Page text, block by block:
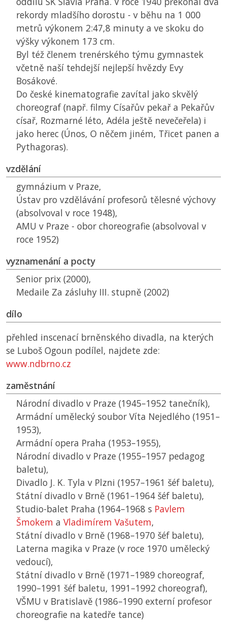
rekordy mladšího dorostu - v běhu na 1 000
metrů výkonem 2:47,8 minuty a ve skoku do
výšky výkonem 173 cm.
Byl též členem trenérského týmu gymnastek
včetně naší tehdejší nejlepší hvězdy Evy
Bosákové.
Do české kinematografie zavítal jako skvělý
choreograf (např. filmy Císařův pekař a Pekařův
císař, Rozmarné léto, Adéla ještě nevečeřela) i
jako herec (Únos, O něčem jiném, Třicet panen a
Pythagoras).
vzdělání
gymnázium v Praze,
Ústav pro vzdělávání profesorů tělesné výchovy
(absolvoval v roce 1948),
AMU v Praze - obor choreografie (absolvoval v
roce 1952)
vyznamenání a pocty
Senior prix (2000),
Medaile Za zásluhy III. stupně (2002)
dílo
přehled inscenací brněnského divadla, na kterých
se Luboš Ogoun podílel, najdete zde:
www.ndbrno.cz
zaměstnání
Národní divadlo v Praze (1945–1952 tanečník),
Armádní umělecký soubor Víta Nejedlého (1951–
1953),
Armádní opera Praha (1953–1955),
Národní divadlo v Praze (1955–1957 pedagog
baletu),
Divadlo J. K. Tyla v Plzni (1957–1961 šéf baletu),
Státní divadlo v Brně (1961–1964 šéf baletu),
Studio-balet Praha (1964–1968 s Pavlem
Šmokem a Vladimírem Vašutem,
Státní divadlo v Brně (1968–1970 šéf baletu),
Laterna magika v Praze (v roce 1970 umělecký
vedoucí),
Státní divadlo v Brně (1971–1989 choreograf,
1990–1991 šéf baletu, 1991–1992 choreograf),
VŠMU v Bratislavě (1986–1990 externí profesor
choreografie na katedře tance)